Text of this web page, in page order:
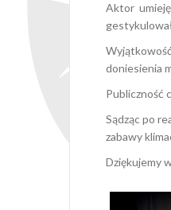
Aktor
doniesienia
Publiczność
Sądząc po
zabawy
Dziękujemy